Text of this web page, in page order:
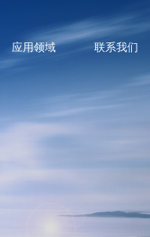
应用领域 联系我们